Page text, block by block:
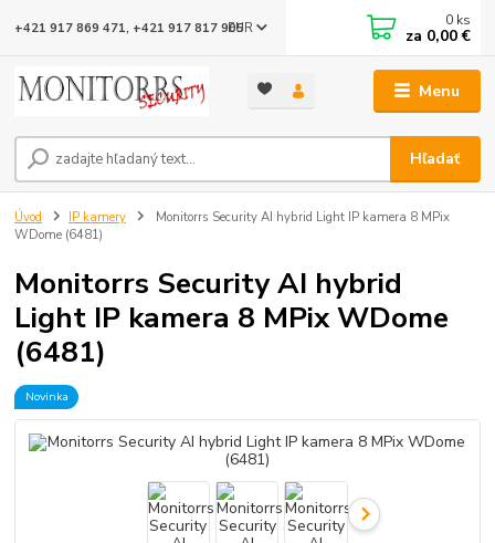
Menu
EUR
Hľadať
+421 917 869 471, +421 917 817 905 0 ks
za 0,00 €
Úvod IP kamery
Monitorrs Security AI hybrid Light IP kamera 8 MPix
WDome (6481)
Monitorrs Security AI hybrid
Light IP kamera 8 MPix WDome
(6481)
Novinka